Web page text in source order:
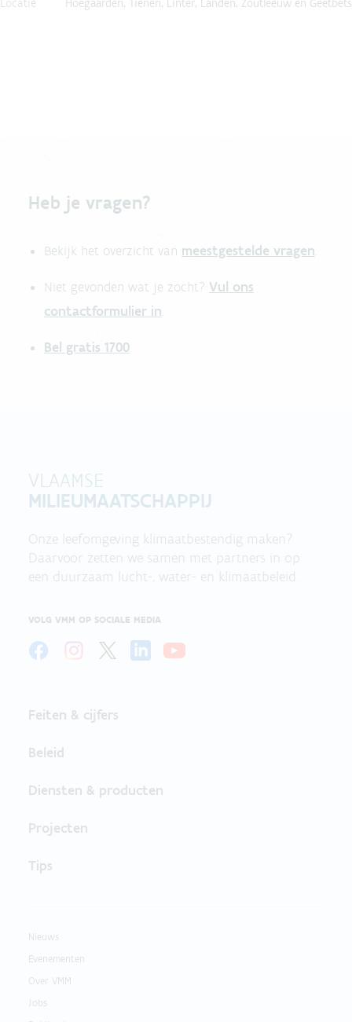
Heb je vragen?
Bekijk het overzicht van meestgestelde vragen
Niet gevonden wat je zocht? Vul ons
contactformulier in
Bel gratis 1700
VLAAMSE
MILIEUMAATSCHAPPIJ
Onze leefomgeving klimaatbestendig maken?
Daarvoor zetten we samen met partners in op
een duurzaam lucht-, water- en klimaatbeleid.
VOLG VMM OP SOCIALE MEDIA
Feiten & cijfers
Beleid
Diensten & producten
Projecten
Tips
Nieuws
Evenementen
Over VMM
Jobs